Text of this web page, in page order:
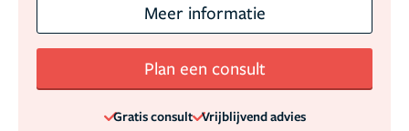
Meer informatie
Plan een consult
Gratis consult Vrijblijvend advies